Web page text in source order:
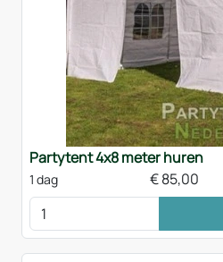
Partytent 4x8 meter huren
1 dag €85,00